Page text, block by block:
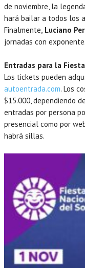
de noviembre, la
hará bailar a todos los
Finalmente, Luciano
jornadas con
Entradas para la
Los tickets pueden
autoentrada.com. Los
$15.000, dependiendo
entradas por persona
presencial como por
habrá sillas.